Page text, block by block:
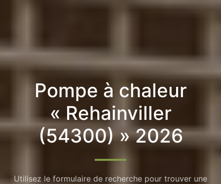
Pompe à chaleur
« Rehainviller
(54300) » 2026
Utilisez le formulaire de recherche pour trouver une